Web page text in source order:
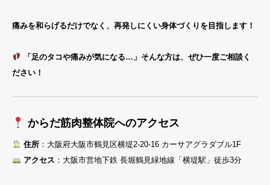
痛みを和らげるだけでなく、再発しにくい身体づくりを目指します！
「足のタコや痛みが気になる…」そんな方は、ぜひ一度ご相談く
ださい！
からだ筋肉整体院へのアクセス
住所：大阪府大阪市鶴見区横堤2-20-16 カーサアグラダブル1F
アクセス ：大阪市営地下鉄 長堀鶴見緑地線「横堤駅」徒歩3分